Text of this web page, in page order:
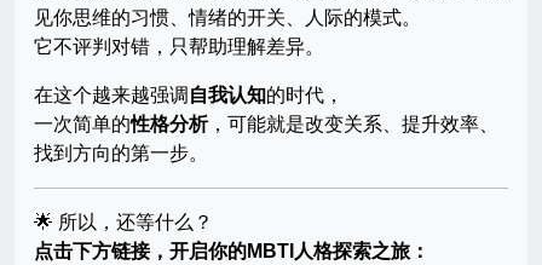
见你思维的习惯、情绪的开关、人际的模式。
它不评判对错，只帮助理解差异。
在这个越来越强调 自我认知的时代，
一次简单的性格分析，可能就是改变关系、提升效率、
找到方向的第一步。
🌟 所以，还等什么？
点击下方链接，开启你的MBTI人格探索之旅：